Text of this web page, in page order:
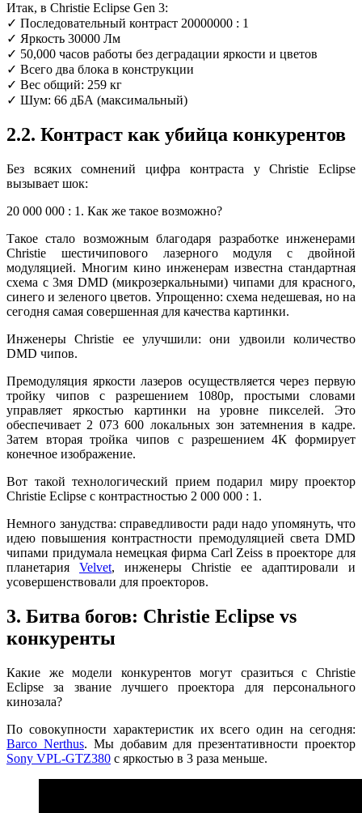
Итак, в Christie Eclipse Gen 3:
✓ Последовательный контраст 20000000 : 1
✓ Яркость 30000 Лм
✓ 50,000 часов работы без деградации яркости и цветов
✓ Всего два блока в конструкции
✓ Вес общий: 259 кг
✓ Шум: 66 дБА (максимальный)
2.2. Контраст как убийца конкурентов
Без всяких сомнений цифра контраста у Christie Eclipse
вызывает шок:
20 000 000 : 1. Как же такое возможно?
Такое стало возможным благодаря разработке инженерами
Christie шестичипового лазерного модуля с двойной
модуляцией. Многим кино инженерам известна стандартная
схема с 3мя DMD (микрозеркальными) чипами для красного,
синего и зеленого цветов. Упрощенно: схема недешевая, но на
сегодня самая совершенная для качества картинки.
Инженеры Christie ее улучшили: они удвоили количество
DMD чипов.
Премодуляция яркости лазеров осуществляется через первую
тройку чипов с разрешением 1080р, простыми словами
управляет яркостью картинки на уровне пикселей. Это
обеспечивает 2 073 600 локальных зон затемнения в кадре.
Затем вторая тройка чипов с разрешением 4К формирует
конечное изображение.
Вот такой технологический прием подарил миру проектор
Christie Eclipse с контрастностью 2 000 000 : 1.
Немного занудства: справедливости ради надо упомянуть, что
идею повышения контрастности премодуляцией света DMD
чипами придумала немецкая фирма Carl Zeiss в проекторе для
планетария Velvet, инженеры Christie ее адаптировали и
усовершенствовали для проекторов.
3. Битва богов: Christie Eclipse vs
конкуренты
Какие же модели конкурентов могут сразиться с Christie
Eclipse за звание лучшего проектора для персонального
кинозала?
По совокупности характеристик их всего один на сегодня:
Barco Nerthus. Мы добавим для презентативности проектор
Sony VPL-GTZ380 с яркостью в 3 раза меньше.